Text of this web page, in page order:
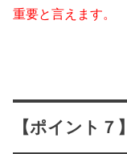
重要と言えます。
【ポイント７